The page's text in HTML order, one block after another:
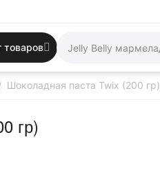
товаров
Шоколадная паста Twix (200 гр)
гр)